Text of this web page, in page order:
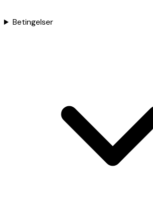
Betingelser